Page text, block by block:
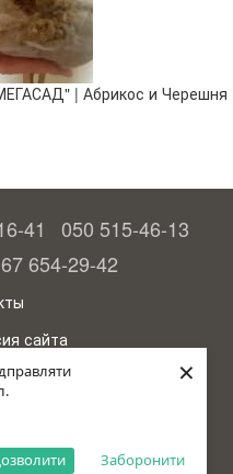
Заборонити
×
| Абрикос и Черешня
41
050 515-46-13
654-29-42
сайта
урожая